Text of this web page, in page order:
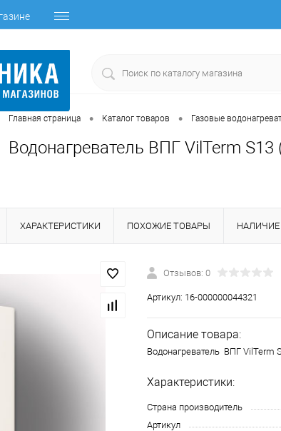
Главная страница • Каталог товаров • Газовые
Водонагреватель ВПГ VilTerm S13
ХАРАКТЕРИСТИКИ ПОХОЖИЕ ТОВАРЫ НАЛИЧИЕ
Отзывов: 0
Артикул: 16-000000044321
Описание товара:
Водонагреватель ВПГ VilTerm
Характеристики:
Страна производитель
Артикул